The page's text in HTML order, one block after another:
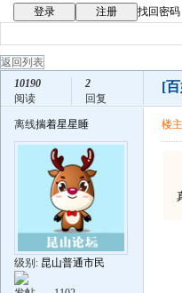
登录 注册
找回密码
返回列表
10190
阅读
2
回复
[
离线揣着星星睡
级别: 昆山普通市民
楼主